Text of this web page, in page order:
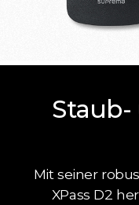
Staub-
Mit seiner
XPass D2